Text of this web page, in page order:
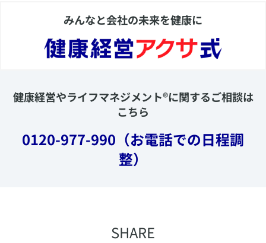
みんなと会社の未来を健康に
健康経営やライフマネジメント®に関するご相談は
こちら
0120-977-990 （お電話での日程調
整）
​SHARE